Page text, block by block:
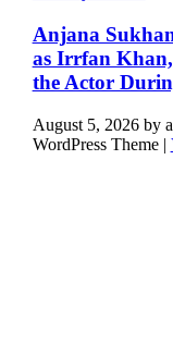
Anjana
as Irrfan
the Actor
August 5, 2026by
WordPress Theme |